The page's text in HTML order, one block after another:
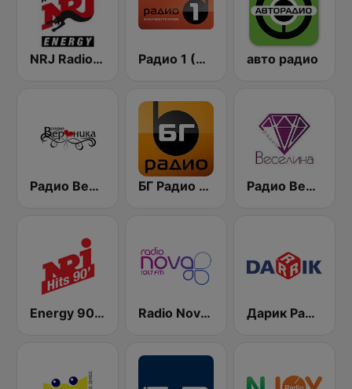
NRJ Radio ENERGY Радио 1 (Radio 1) авто радио
Радио Вероника 96.7 (Radio Veronika) БГ Радио 91.9 ( BG Radio ) Радио Веселина 99.1 FM
Energy 90's Only Radio Nova 101.7 FM Дарик Радио ( Darik Radio )